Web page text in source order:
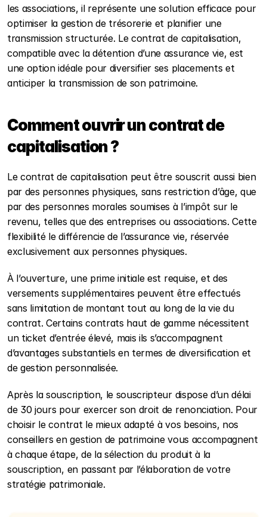
les associations, il représente une solution efficace pour
optimiser la gestion de trésorerie et planifier une
transmission structurée. Le contrat de capitalisation,
compatible avec la détention d’une assurance vie, est
une option idéale pour diversifier ses placements et
anticiper la transmission de son patrimoine.
Comment ouvrir un contrat de
capitalisation ?
Le contrat de capitalisation peut être souscrit aussi bien
par des personnes physiques, sans restriction d’âge, que
par des personnes morales soumises à l’impôt sur le
revenu, telles que des entreprises ou associations. Cette
flexibilité le différencie de l’assurance vie, réservée
exclusivement aux personnes physiques.
À l’ouverture, une prime initiale est requise, et des
versements supplémentaires peuvent être effectués
sans limitation de montant tout au long de la vie du
contrat. Certains contrats haut de gamme nécessitent
un ticket d’entrée élevé, mais ils s’accompagnent
d’avantages substantiels en termes de diversification et
de gestion personnalisée.
Après la souscription, le souscripteur dispose d’un délai
de 30 jours pour exercer son droit de renonciation. Pour
choisir le contrat le mieux adapté à vos besoins, nos
conseillers en gestion de patrimoine vous accompagnent
à chaque étape, de la sélection du produit à la
souscription, en passant par l’élaboration de votre
stratégie patrimoniale.